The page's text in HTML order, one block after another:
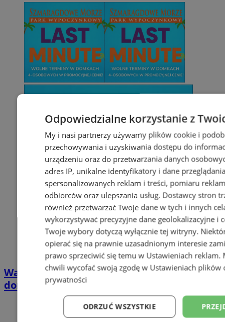
Wakacyjny wypoczynek nad Bałtykiem w
domkach Szmaragdowe Morze
Odpowiedzialne korzystanie z
My i nasi partnerzy używamy plików cookie i
przechowywania i uzyskiwania dostępu do
urządzeniu oraz do przetwarzania danych
adres IP, unikalne identyfikatory i dane
spersonalizowanych reklam i treści, pomiaru
odbiorców oraz ulepszania usług. Dostawcy stron
również przetwarzać Twoje dane w tych i innych
wykorzystywać precyzyjne dane geolokalizacyjne i
Twoje wybory dotyczą wyłącznie tej witryny.
opierać się na prawnie uzasadnionym interesie
prawo sprzeciwić się temu w Ustawieniach reklam.
chwili wycofać swoją zgodę w Ustawieniach plików
prywatności
ODRZUĆ WSZYSTKIE